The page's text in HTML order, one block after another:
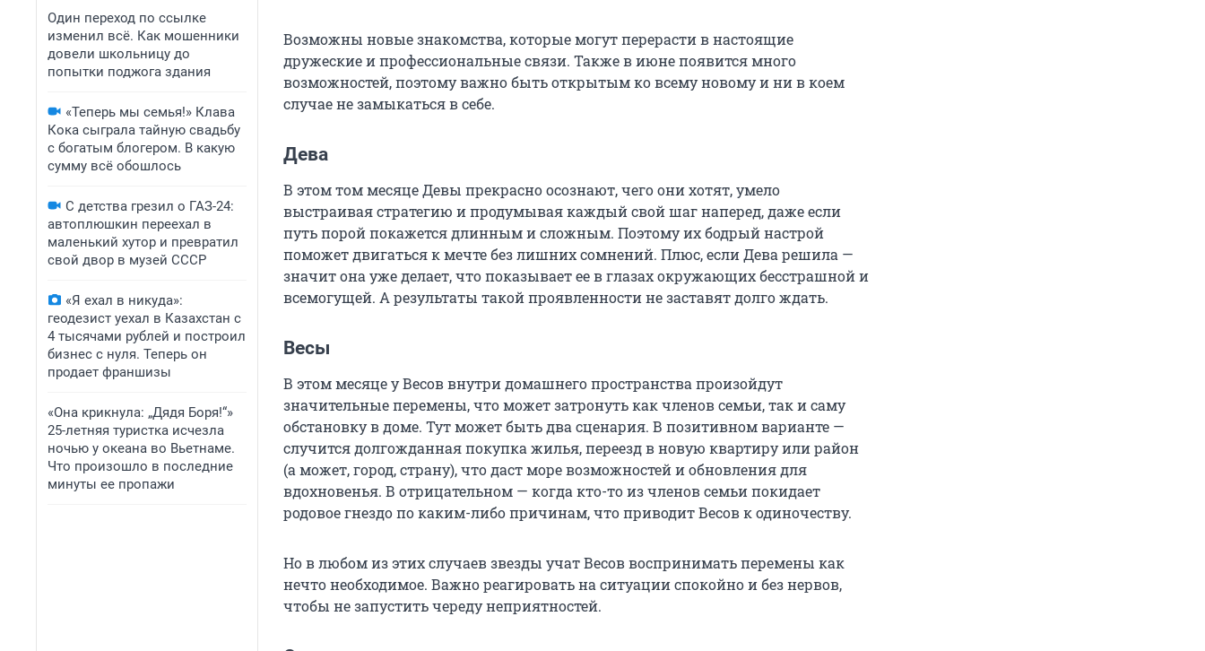
Один переход по ссылке
изменил всё. Как мошенники
довели школьницу до
попытки поджога здания
«Теперь мы семья!» Клава
Кока сыграла тайную свадьбу
с богатым блогером. В какую
сумму всё обошлось
С детства грезил о ГАЗ-24:
автоплюшкин переехал в
маленький хутор и превратил
свой двор в музей СССР
«Я ехал в никуда»:
геодезист уехал в Казахстан с
4 тысячами рублей и построил
бизнес с нуля. Теперь он
продает франшизы
«Она крикнула: „Дядя Боря!“»
25-летняя туристка исчезла
ночью у океана во Вьетнаме.
Что произошло в последние
минуты ее пропажи
Возможны новые знакомства, которые могут перерасти в настоящие
дружеские и профессиональные связи. Также в июне появится много
возможностей, поэтому важно быть открытым ко всему новому и ни в коем
случае не замыкаться в себе.
Дева
В этом том месяце Девы прекрасно осознают, чего они хотят, умело
выстраивая стратегию и продумывая каждый свой шаг наперед, даже если
путь порой покажется длинным и сложным. Поэтому их бодрый настрой
поможет двигаться к мечте без лишних сомнений. Плюс, если Дева решила —
значит она уже делает, что показывает ее в глазах окружающих бесстрашной и
всемогущей. А результаты такой проявленности не заставят долго ждать.
Весы
В этом месяце у Весов внутри домашнего пространства произойдут
значительные перемены, что может затронуть как членов семьи, так и саму
обстановку в доме. Тут может быть два сценария. В позитивном варианте —
случится долгожданная покупка жилья, переезд в новую квартиру или район
(а может, город, страну), что даст море возможностей и обновления для
вдохновенья. В отрицательном — когда кто-то из членов семьи покидает
родовое гнездо по каким-либо причинам, что приводит Весов к одиночеству.
Но в любом из этих случаев звезды учат Весов воспринимать перемены как
нечто необходимое. Важно реагировать на ситуации спокойно и без нервов,
чтобы не запустить череду неприятностей.